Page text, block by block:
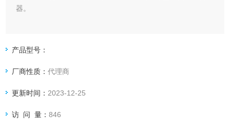
器。
产品型号：
厂商性质：代理商
更新时间： 2023-12-25
访 问 量：846